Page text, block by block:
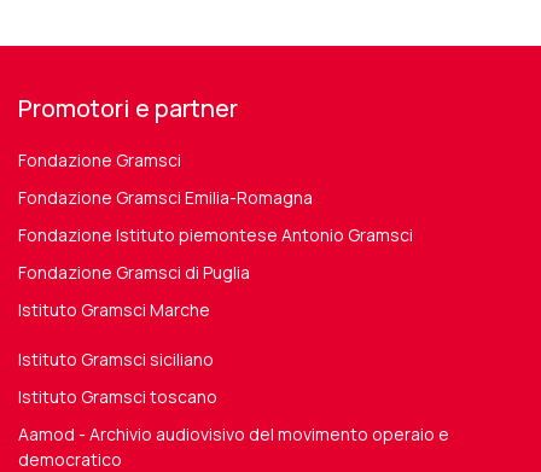
Promotori e partner
Fondazione Gramsci
Fondazione Gramsci Emilia-Romagna
Fondazione Istituto piemontese Antonio Gramsci
Fondazione Gramsci di Puglia
Istituto Gramsci Marche
Istituto Gramsci siciliano
Istituto Gramsci toscano
Aamod - Archivio audiovisivo del movimento operaio e
democratico